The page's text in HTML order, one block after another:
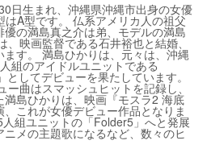
日生まれ、沖縄県沖縄市出身の女優
A型です。 仏系アメリカ人の祖父
の満島真之介は弟、モデルの満島
映画監督である石井裕也と結婚、
す。 満島ひかりは、元々は、沖縄
組のアイドルユニットである
としてデビューを果たしています。
曲はスマッシュヒットを記録し、
島ひかりは、映画『モスラ2 海底
これが女優デビュー作品となりま
組ユニットの「Folder5」へと発展
メの主題歌になるなど、数々のヒ